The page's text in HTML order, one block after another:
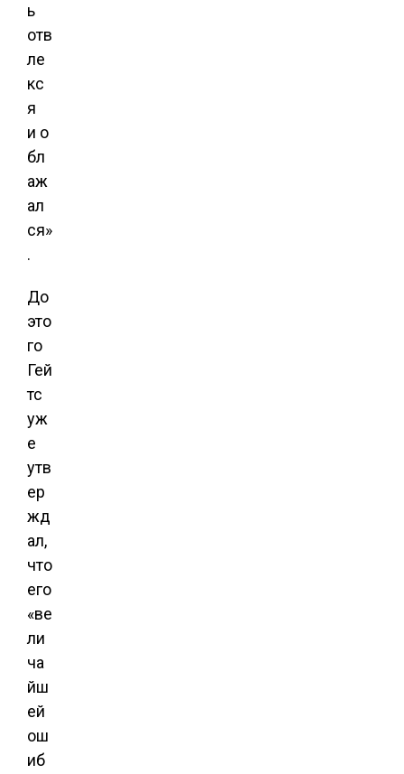
ь
отв
ле
кс
я
и о
бл
аж
ал
ся»
.
До
это
го
Гей
тс
уж
е
утв
ер
жд
ал,
что
его
«ве
ли
ча
йш
ей
ош
иб